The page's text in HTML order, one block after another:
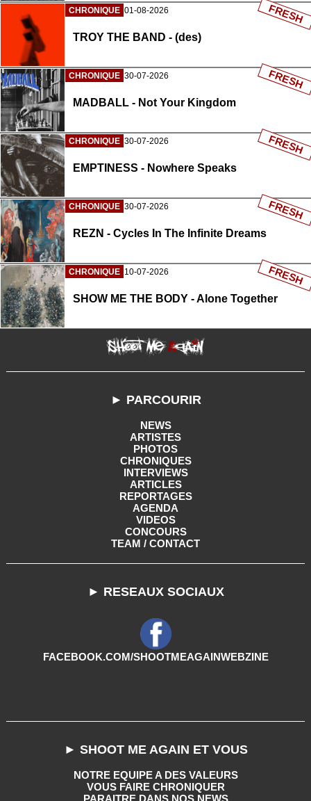
CHRONIQUE 01-08-2026
TROY THE BAND - (des)
FRESH
CHRONIQUE 30-07-2026
MADBALL - Not Your Kingdom
FRESH
CHRONIQUE 30-07-2026
EMPTINESS - Nowhere Speaks
FRESH
CHRONIQUE 30-07-2026
REZN - Cycles In The Infinite Dreams
FRESH
CHRONIQUE 10-07-2026
SHOW ME THE BODY - Alone Together
FRESH
► PARCOURIR
NEWS
ARTISTES
PHOTOS
CHRONIQUES
INTERVIEWS
ARTICLES
REPORTAGES
AGENDA
VIDEOS
CONCOURS
TEAM / CONTACT
► RESEAUX SOCIAUX
FACEBOOK.COM/SHOOTMEAGAINWEBZINE
► SHOOT ME AGAIN ET VOUS
NOTRE EQUIPE A DES VALEURS
VOUS FAIRE CHRONIQUER
PARAITRE DANS NOS NEWS